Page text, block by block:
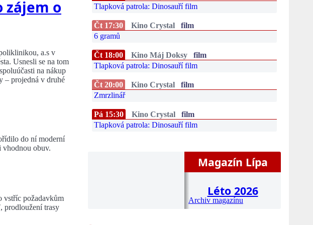
zájem o
a.s v
Usnesli se na tom
na nákup
– projedná v druhé
do ní moderní
vhodnou obuv.
vstříc požadavkům
prodloužení trasy
Tlapková patrola: Dinosauří film
Čt 17:30 Kino Crystal
film
6 gramů
Čt 18:00 Kino Máj Doksy
film
Tlapková patrola: Dinosauří film
Čt 20:00 Kino Crystal
film
Zmrzlinář
Pá 15:30 Kino Crystal
film
Tlapková patrola: Dinosauří film
Magazín Lípa
Léto 2026
Archiv magazínu